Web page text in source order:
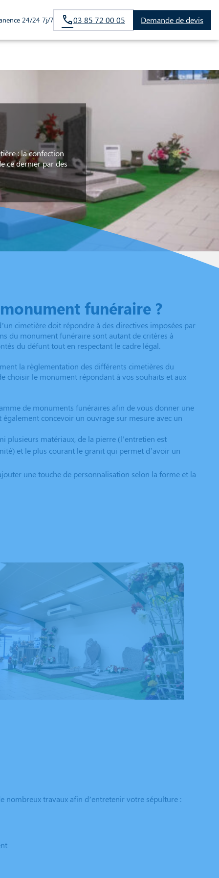
24/24 7j/7 03 85 72 00 05 Demande de devis
: la confection
ce dernier par des
funéraire ?
cimetière doit répondre à des directives imposées par
du monument funéraire sont autant de critères à
du défunt tout en respectant le cadre légal.
la règlementation des différents cimetières du
choisir le monument répondant à vos souhaits et aux
de monuments funéraires afin de vous donner une
concevoir un ouvrage sur mesure avec un
plusieurs matériaux, de la pierre (l’entretien est
et le plus courant le granit qui permet d’avoir un
une touche de personnalisation selon la forme et la
nombreux travaux afin d’entretenir votre sépulture :